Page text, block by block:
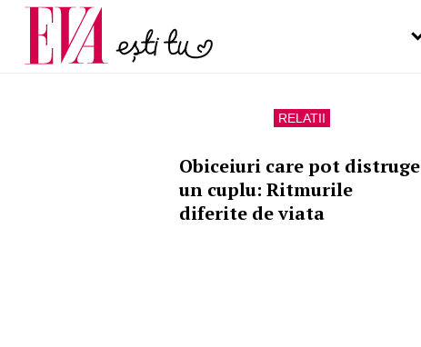
RELATII
Obiceiuri care pot distruge
un cuplu: Ritmurile
diferite de viata
Carieră
Actualitate